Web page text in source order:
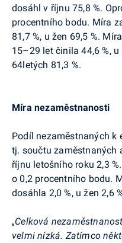
dosáhl v říjnu 75,8 %.
procentního bodu. Míra
81,7 %, u žen 69,5 %.
15–29 let činila 44,6 %,
64letých 81,3 %.
Míra nezaměstnanosti
Podíl nezaměstnaných k
tj. součtu zaměstnaných
říjnu letošního roku 2,3
o 0,2 procentního bodu.
dosáhla 2,0 %, u žen 2,6
„Celková
velmi nízká. Zatímco